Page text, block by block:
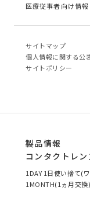
医療従事者向け情報
サイトマップ
個⼈情報に関する公
サイトポリシー
製品情報
コンタクトレン
1DAY 1日使い捨て(
1MONTH(1ヵ月交換)